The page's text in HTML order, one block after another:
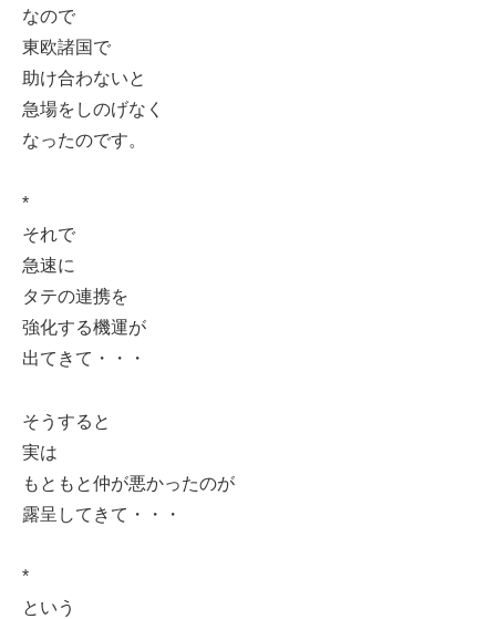
なので
東欧諸国で
助け合わないと
急場をしのげなく
なったのです。
*
それで
急速に
タテの連携を
強化する機運が
出てきて・・・
そうすると
実は
もともと仲が悪かったのが
露呈してきて・・・
*
という